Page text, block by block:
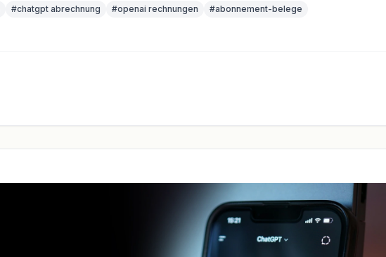
#chatgpt abrechnung #openai rechnungen #abonnement-belege